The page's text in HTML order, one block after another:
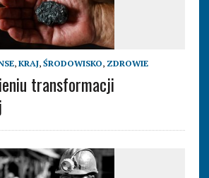
, KRAJ, ŚRODOWISKO, ZDROWIE
transformacji